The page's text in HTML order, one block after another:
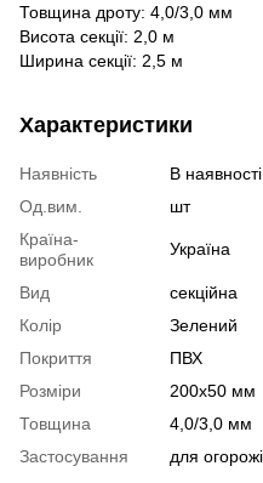
Товщина дроту: 4,0/3,0 мм
Висота секції: 2,0 м
Ширина секції: 2,5 м
Характеристики
Наявність
В наявності
Од.вим.
шт
Країна-
виробник
Україна
Вид
секційна
Колір
Зелений
Покриття
ПВХ
Розміри
200х50 мм
Товщина
4,0/3,0 мм
Застосування
для огорожі